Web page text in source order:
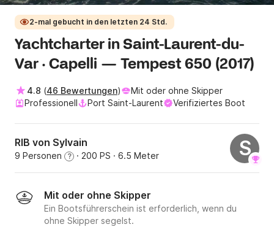
2-mal gebucht in den letzten 24 Std.
Yachtcharter in Saint-Laurent-du-
Var · Capelli — Tempest 650 (2017)
4.8 (46 Bewertungen)
Mit oder ohne Skipper
Professionell
Port Saint-Laurent Verifiziertes Boot
RIB von Sylvain
9 Personen ? · 200 PS · 6.5 Meter S
Mit oder ohne Skipper
Ein Bootsführerschein ist erforderlich, wenn du
ohne Skipper segelst.